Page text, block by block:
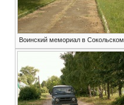
Воинский мемориал в Сокольском